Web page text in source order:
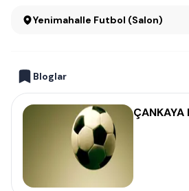
Yenimahalle Futbol (Salon)
Bloglar
ÇANKAYA